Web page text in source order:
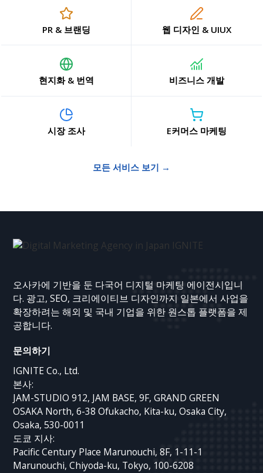
PR & 브랜딩 웹 디자인 & UIUX
현지화 & 번역 비즈니스 개발
시장 조사 E커머스 마케팅
모든 서비스 보기 →
오사카에 기반을 둔 다국어 디지털 마케팅 에이전시입니
다. 광고, SEO, 크리에이티브 디자인까지 일본에서 사업을
확장하려는 해외 및 국내 기업을 위한 원스톱 플랫폼을 제
공합니다.
문의하기
IGNITE Co., Ltd.
본사:
JAM-STUDIO 912, JAM BASE, 9F, GRAND GREEN
OSAKA North, 6-38 Ofukacho, Kita-ku, Osaka City,
Osaka, 530-0011
도쿄 지사:
Pacific Century Place Marunouchi, 8F, 1-11-1
Marunouchi, Chiyoda-ku, Tokyo, 100-6208